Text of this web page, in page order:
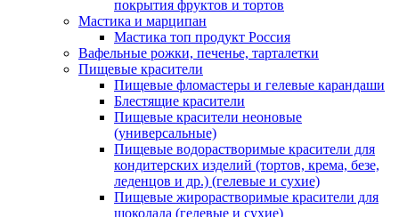
покрытия фруктов и тортов
Мастика и марципан
Мастика топ продукт Россия
Вафельные рожки, печенье, тарталетки
Пищевые красители
Пищевые фломастеры и гелевые карандаши
Блестящие красители
Пищевые красители неоновые
(универсальные)
Пищевые водорастворимые красители для
кондитерских изделий (тортов, крема, безе,
леденцов и др.) (гелевые и сухие)
Пищевые жирорастворимые красители для
шоколада (гелевые и сухие)